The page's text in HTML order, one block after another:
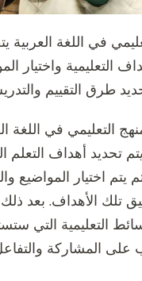
في اللغة
التعليمية واختيار
طرق التقييم
التعليمي في اللغة
تحديد أهداف التعلم
يتم اختيار المواضيع
تلك الأهداف. بعد
التعليمية التي
على المشاركة